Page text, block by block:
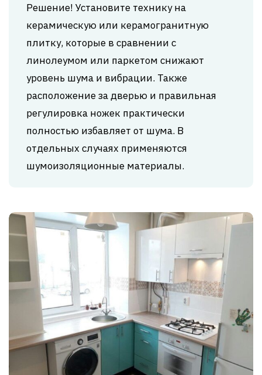
Решение! Установите технику на
керамическую или керамогранитную
плитку, которые в сравнении с
линолеумом или паркетом снижают
уровень шума и вибрации. Также
расположение за дверью и правильная
регулировка ножек практически
полностью избавляет от шума. В
отдельных случаях применяются
шумоизоляционные материалы.